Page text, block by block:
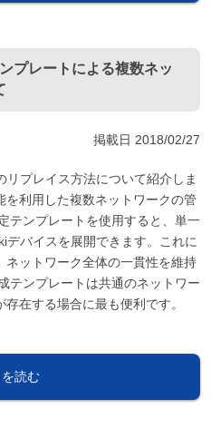
プレートによる複数ネッ
掲載日2018/02/27
プレイス方法について紹介しま
を利用した複数ネットワークの管
テンプレートを使用すると、単一
バイスを展開できます。これに
ネットワーク全体の一貫性を維持
テンプレートは共通のネットワー
在する場合に最も便利です。
読む